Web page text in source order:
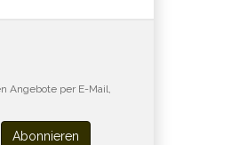
Angebote per E-Mail,
Abonnieren